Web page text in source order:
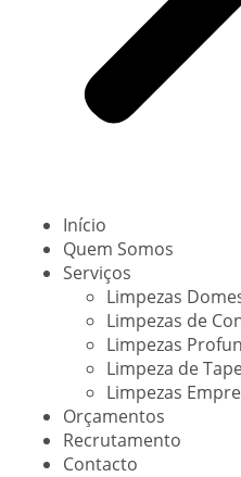
Início
Quem Somos
Serviços
Limpezas
Limpezas de
Limpezas
Limpeza de
Limpezas
Orçamentos
Recrutamento
Contacto